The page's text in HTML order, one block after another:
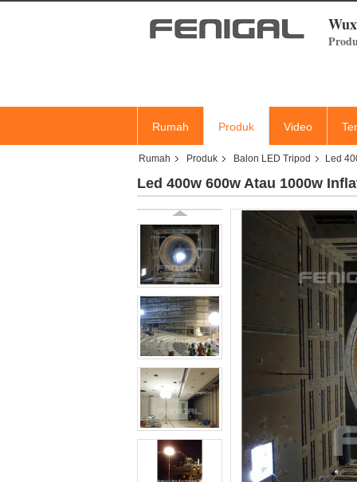
Rumah Produk Video
Rumah Produk Balon LED Tripod Led
Led 400w 600w Atau 1000w